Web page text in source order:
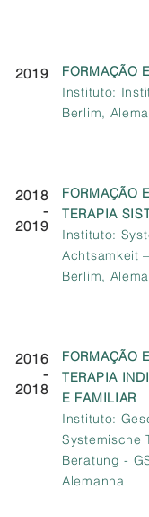
2019
FORMAÇÃO
Instituto:
Berlim,
2018
-
2019
FORMAÇÃO
TERAPIA
Instituto:
Achtsamkeit
Berlim,
2016
-
2018
FORMAÇÃO
TERAPIA
E FAMILIAR
Instituto:
Systemische
Beratung -
Alemanha